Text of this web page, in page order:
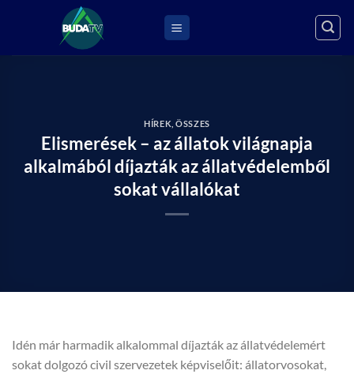
HÍREK ,ÖSSZES
Elismerések – az állatok világnapja
alkalmából díjazták az állatvédelemből
sokat vállalókat
Idén már harmadik alkalommal díjazták az állatvédelemért
sokat dolgozó civil szervezetek képviselőit: állatorvosokat,